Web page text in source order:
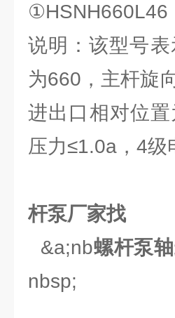
①HSNH660L46
说明：该型号
为660，主杆旋
进出口相对位
压力≤1.0a，4级
杆泵厂家找
&a;nb螺杆泵